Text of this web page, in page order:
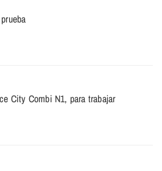
City Combi N1, para trabajar